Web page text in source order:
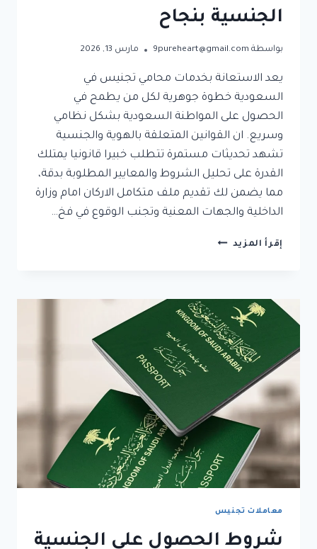
الجنسية بنجاح
بواسطة 9pureheart@gmail.com مارس 13, 2026
يعد الاستعانة بخدمات محامي تجنيس في
السعودية خطوة جوهرية لكل من يطمح في
الحصول على المواطنة السعودية بشكل نظامي
وسريع. ان القوانين المتعلقة بالهوية والجنسية
تشهد تحديثات مستمرة تتطلب خبيرا قانونيا يمتلك
القدرة على تحليل الشروط والمعايير المطلوبة بدقة،
مما يضمن لك تقديم ملف متكامل الاركان امام وزارة
الداخلية والجهات المعنية وتجنب الوقوع في فخ…
إقرأ المزيد محامي
دليلك
القانوني
الشامل
للحصول
على
الجنسية
معاملات تجنيس
شروط الحصول على الجنسية